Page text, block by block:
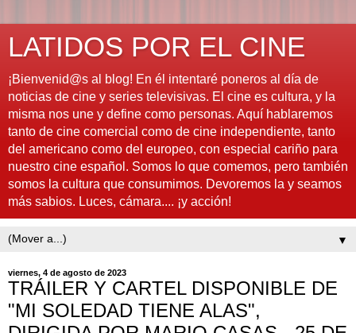
LATIDOS POR EL CINE
¡Bienvenid@s al blog! En él intentaré poneros al día de
noticias de cine y series televisivas. El cine es cultura, y la
misma nos une y define como personas. Aquí hablaremos
tanto de cine comercial como de cine independiente, tanto
del americano como del europeo, con especial cariño para
nuestro cine español. Somos lo que comemos, pero también
somos la cultura que consumimos. Devoremos la y seamos
más sabios. Luces, cámara.... ¡y acción!
▼
viernes, 4 de agosto de 2023
TRÁILER Y CARTEL DISPONIBLE DE
"MI SOLEDAD TIENE ALAS",